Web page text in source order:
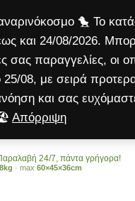
🐤 Το
και 24/08/2026.
σας παραγγελίες, οι
08, με σειρά
και σας
Απόρριψη
24/7, πάντα γρήγορα!
· max 60×45×36cm